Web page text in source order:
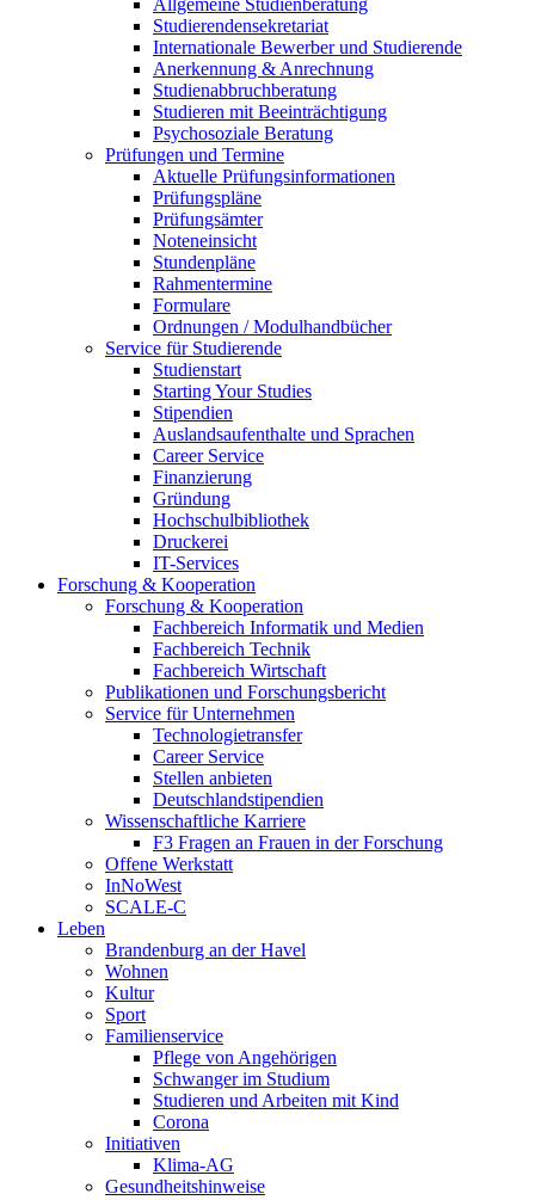
Allgemeine Studienberatung
Studierendensekretariat
Internationale Bewerber und Studierende
Anerkennung & Anrechnung
Studienabbruchberatung
Studieren mit Beeinträchtigung
Psychosoziale Beratung
Prüfungen und Termine
Aktuelle Prüfungsinformationen
Prüfungspläne
Prüfungsämter
Noteneinsicht
Stundenpläne
Rahmentermine
Formulare
Ordnungen / Modulhandbücher
Service für Studierende
Studienstart
Starting Your Studies
Stipendien
Auslandsaufenthalte und Sprachen
Career Service
Finanzierung
Gründung
Hochschulbibliothek
Druckerei
IT-Services
Forschung & Kooperation
Forschung & Kooperation
Fachbereich Informatik und Medien
Fachbereich Technik
Fachbereich Wirtschaft
Publikationen und Forschungsbericht
Service für Unternehmen
Technologietransfer
Career Service
Stellen anbieten
Deutschlandstipendien
Wissenschaftliche Karriere
F3 Fragen an Frauen in der Forschung
Offene Werkstatt
InNoWest
SCALE-C
Leben
Brandenburg an der Havel
Wohnen
Kultur
Sport
Familienservice
Pflege von Angehörigen
Schwanger im Studium
Studieren und Arbeiten mit Kind
Corona
Initiativen
Klima-AG
Gesundheitshinweise